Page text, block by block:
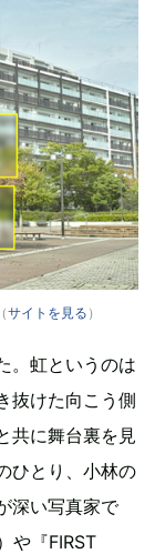
サイトを見る ）
。虹というのは
抜けた向こう側
共に舞台裏を見
ひとり、小林の
深い写真家で
や『FIRST